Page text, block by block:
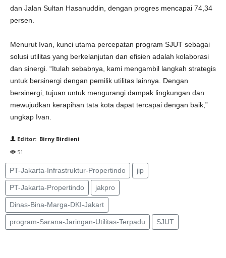
dan Jalan Sultan Hasanuddin, dengan progres mencapai 74,34
persen.
Menurut Ivan, kunci utama percepatan program SJUT sebagai
solusi utilitas yang berkelanjutan dan efisien adalah kolaborasi
dan sinergi. “Itulah sebabnya, kami mengambil langkah strategis
untuk bersinergi dengan pemilik utilitas lainnya. Dengan
bersinergi, tujuan untuk mengurangi dampak lingkungan dan
mewujudkan kerapihan tata kota dapat tercapai dengan baik,”
ungkap Ivan.
Editor: Birny Birdieni
51
PT-Jakarta-Infrastruktur-Propertindo jip
PT-Jakarta-Propertindo jakpro
Dinas-Bina-Marga-DKI-Jakart
program-Sarana-Jaringan-Utilitas-Terpadu SJUT